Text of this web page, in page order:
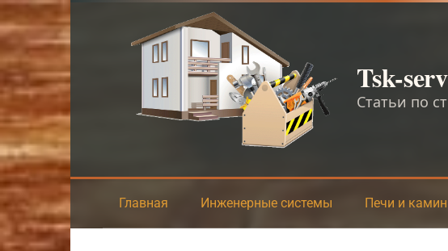
Перейти
к
контенту
Tsk-
Статьи по
Главная Инженерные системы Печи и